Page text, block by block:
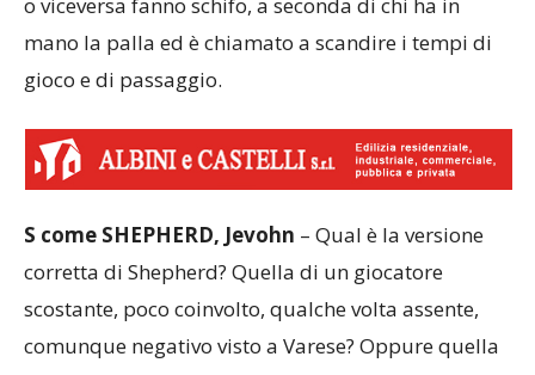
o viceversa fanno schifo, a seconda di chi ha in
mano la palla ed è chiamato a scandire i tempi di
gioco e di passaggio.
S come SHEPHERD, Jevohn – Qual è la versione
corretta di Shepherd? Quella di un giocatore
scostante, poco coinvolto, qualche volta assente,
comunque negativo visto a Varese? Oppure quella